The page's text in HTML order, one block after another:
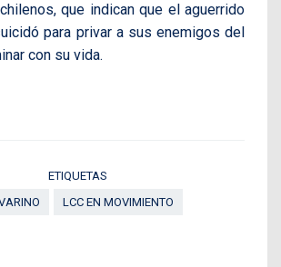
que indican que el aguerrido
para privar a sus enemigos del
con su vida.
ETIQUETAS
LCC EN MOVIMIENTO